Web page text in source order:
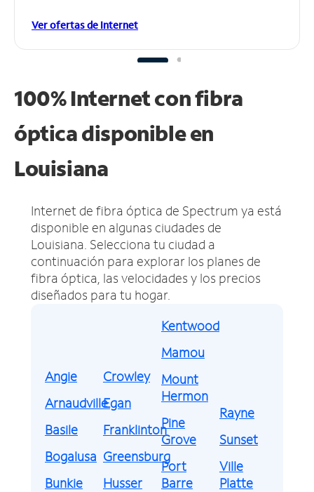
Ver ofertas de Internet
100% Internet con fibra
óptica disponible en
Louisiana
Internet de fibra óptica de Spectrum ya está
disponible en algunas ciudades de
Louisiana. Selecciona tu ciudad a
continuación para explorar los planes de
fibra óptica, las velocidades y los precios
diseñados para tu hogar.
Angie
Arnaudville
Basile
Bogalusa
Bunkie
Crowley
Egan
Franklinton
Greensburg
Husser
Kentwood
Mamou
Mount
Hermon
Pine
Grove
Port
Barre
Rayne
Sunset
Ville
Platte